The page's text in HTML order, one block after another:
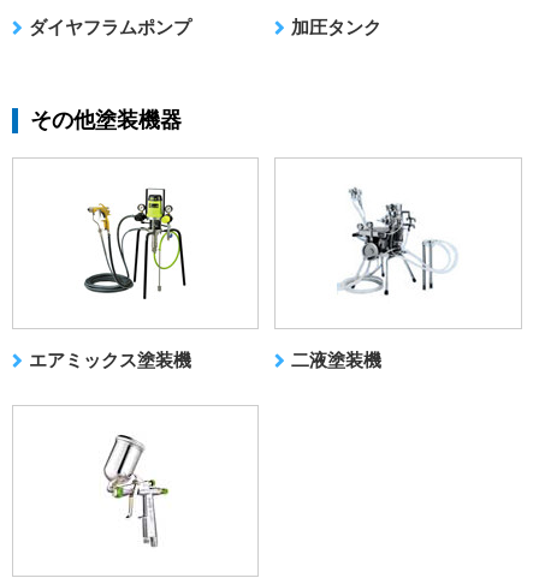
ダイヤフラムポンプ 加圧タンク
その他塗装機器
エアミックス塗装機 二液塗装機